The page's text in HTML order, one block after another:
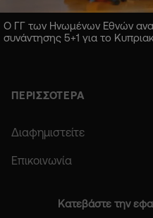
Ο ΓΓ των Ηνωμένων Εθνών
συνάντησης 5+1 για το
ΠΕΡΙΣΣΟΤΕΡΑ
Διαφημιστείτε
Επικοινωνία
Κατεβάστε την